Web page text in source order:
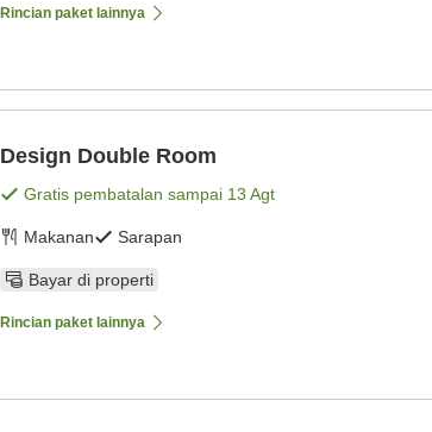
Rincian paket lainnya
Design Double Room
Gratis pembatalan sampai 13 Agt
Makanan Sarapan
Bayar di properti
Rincian paket lainnya